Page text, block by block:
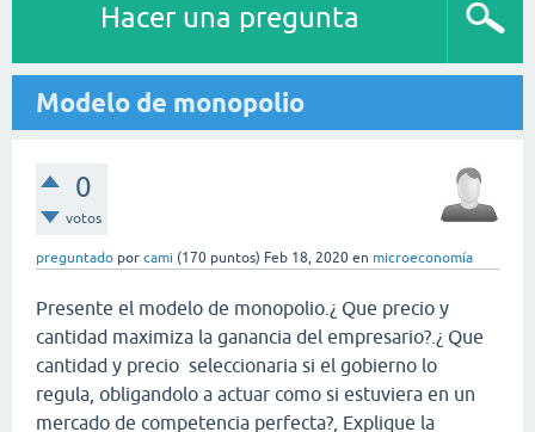
Hacer una pregunta
Modelo de monopolio
0
votos
preguntado por cami (170 puntos) Feb 18, 2020 en microeconomía
Presente el modelo de monopolio.¿ Que precio y
cantidad maximiza la ganancia del empresario?.¿ Que
cantidad y precio seleccionaria si el gobierno lo
regula, obligandolo a actuar como si estuviera en un
mercado de competencia perfecta?, Explique la